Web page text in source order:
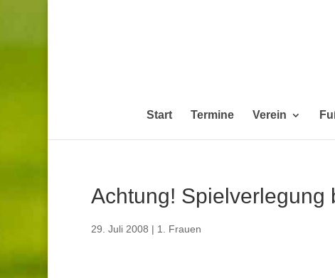
Start Termine Verein
Achtung! Spielverlegung
29. Juli 2008 | 1. Frauen